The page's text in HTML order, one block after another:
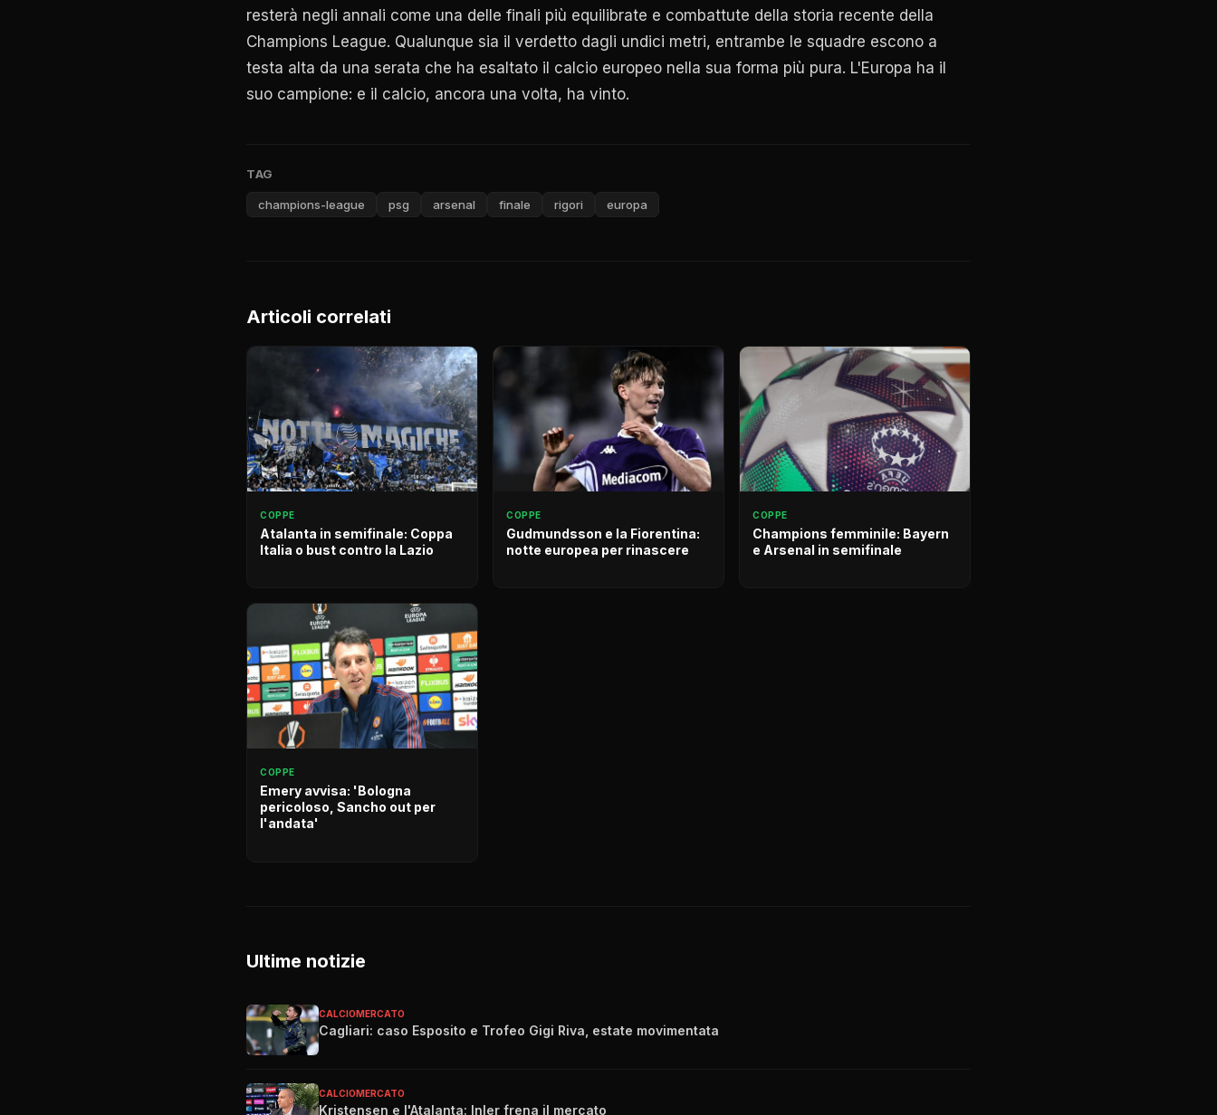
resterà negli annali come una delle finali più equilibrate e combattute della storia recente della
Champions League. Qualunque sia il verdetto dagli undici metri, entrambe le squadre escono a
testa alta da una serata che ha esaltato il calcio europeo nella sua forma più pura. L'Europa ha il
suo campione: e il calcio, ancora una volta, ha vinto.
TAG
champions-league psg arsenal finale rigori europa
Articoli correlati
COPPE
Atalanta in semifinale: Coppa
Italia o bust contro la Lazio
COPPE
Gudmundsson e la Fiorentina:
notte europea per rinascere
COPPE
Champions femminile: Bayern
e Arsenal in semifinale
COPPE
Emery avvisa: 'Bologna
pericoloso, Sancho out per
l'andata'
Ultime notizie
CALCIOMERCATO
Cagliari: caso Esposito e Trofeo Gigi Riva, estate movimentata
CALCIOMERCATO
Kristensen e l'Atalanta: Inler frena il mercato